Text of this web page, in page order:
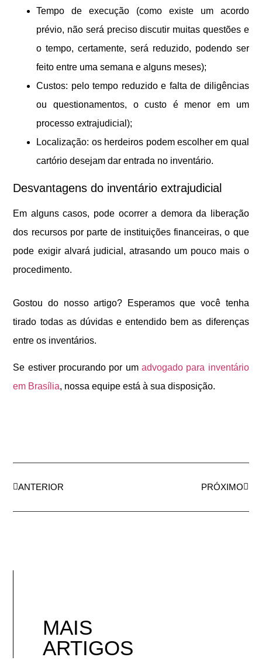
Tempo de execução (como existe um acordo
prévio, não será preciso discutir muitas questões e
o tempo, certamente, será reduzido, podendo ser
feito entre uma semana e alguns meses);
Custos: pelo tempo reduzido e falta de diligências
ou questionamentos, o custo é menor em um
processo extrajudicial);
Localização: os herdeiros podem escolher em qual
cartório desejam dar entrada no inventário.
Desvantagens do inventário extrajudicial
Em alguns casos, pode ocorrer a demora da liberação
dos recursos por parte de instituições financeiras, o que
pode exigir alvará judicial, atrasando um pouco mais o
procedimento.
Gostou do nosso artigo? Esperamos que você tenha
tirado todas as dúvidas e entendido bem as diferenças
entre os inventários.
Se estiver procurando por um advogado para inventário
em Brasília, nossa equipe está à sua disposição.
ANTERIOR PRÓXIMO
MAIS
ARTIGOS